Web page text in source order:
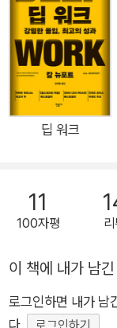
크》의 저자이자 컴
디지털 과잉 환경
꾸어야 한다고 말
즘’을 제시한다. 뉴포트는 농부부터 실리콘 밸리의 프로그래머까
지 수많은 디지털
관계를 재고하고,
고 생활에 대한 통
돈’ 과정과 함께
인가? 더 적게 일하고
로 통제력을 잃은
어 하는 사람은 아
딥 워크
11
100자평
이 책에 내가 남
로그인하면 내가 남